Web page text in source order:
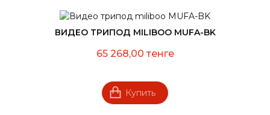
ВИДЕО ТРИПОД MILIBOO MUFA-BK
65 268,00 тенге
Купить